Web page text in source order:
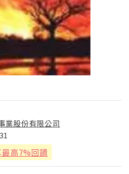
業股份有限公司
最高7%回饋